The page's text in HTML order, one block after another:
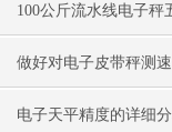
100公斤流水线电子秤
做好对电子皮带秤测
工作
电子天平精度的详细